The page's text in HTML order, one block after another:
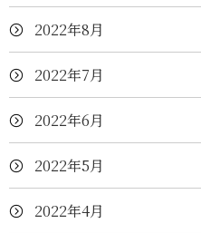
2022年8月
2022年7月
2022年6月
2022年5月
2022年4月